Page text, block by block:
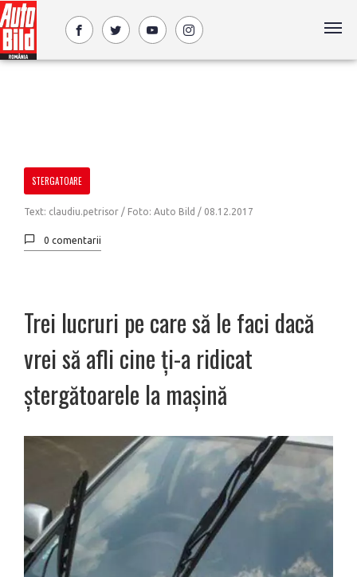
STERGATOARE
Text: claudiu.petrisor / Foto: Auto Bild / 08.12.2017
0 comentarii
Trei lucruri pe care să le faci dacă
vrei să afli cine ți-a ridicat
ștergătoarele la mașină